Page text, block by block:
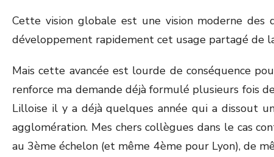
Cette vision globale est une vision moderne des
développement rapidement cet usage partagé de
Mais cette avancée est lourde de conséquence
renforce ma demande déjà formulé plusieurs fois
Lilloise il y a déjà quelques année qui a dissout
agglomération. Mes chers collègues dans le cas
au 3ème échelon (et même 4ème pour Lyon), de